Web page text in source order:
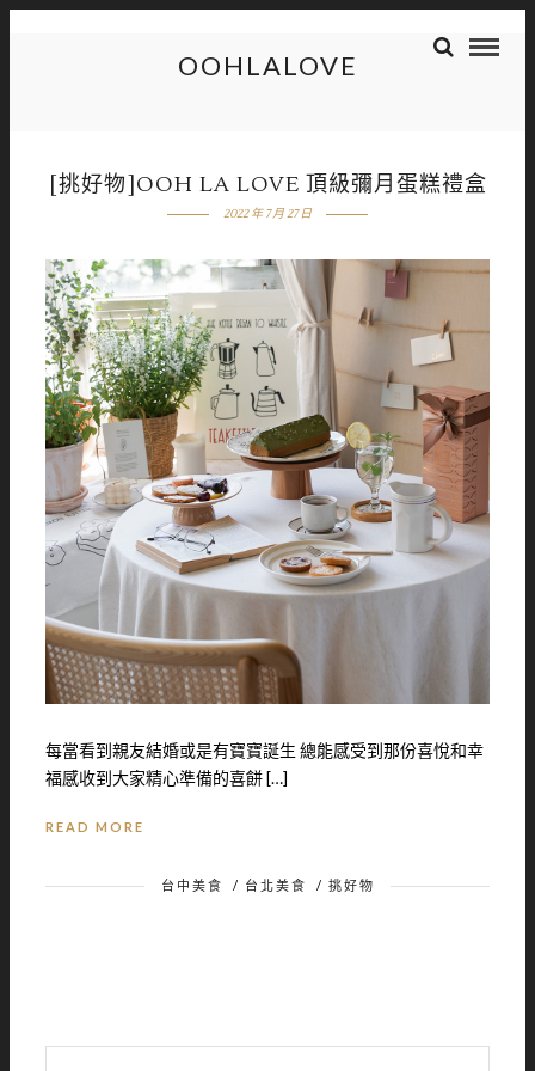
OOHLALOVE
[挑好物]OOH LA LOVE 頂級彌月蛋糕禮盒
2022 年 7 月 27 日
每當看到親友結婚或是有寶寶誕生 總能感受到那份喜悅和幸
福感收到大家精心準備的喜餅 […]
READ MORE
台中美食 / 台北美食 / 挑好物